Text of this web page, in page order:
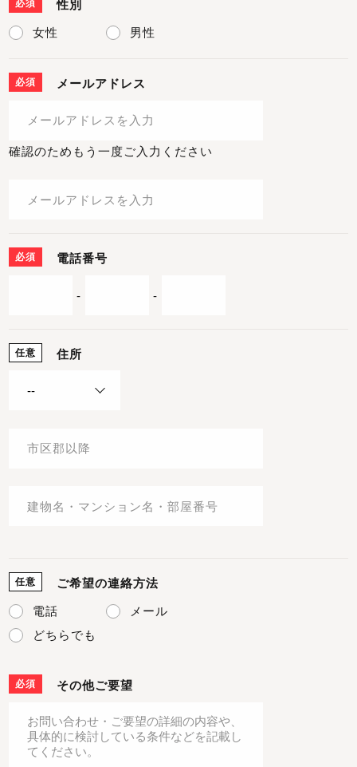
必須 性別
女性 男性
必須 メールアドレス
確認のためもう一度ご入力ください
必須 電話番号
- -
任意 住所
任意 ご希望の連絡方法
電話
メール
どちらでも
必須 その他ご要望